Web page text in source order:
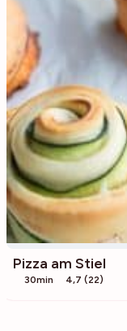
Pizza am Stiel
30min 4,7 (22)